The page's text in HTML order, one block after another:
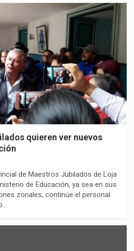
quieren ver nuevos
de Maestros Jubilados de Loja
de Educación, ya sea en sus
zonales, continúe el personal